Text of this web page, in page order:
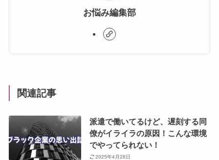
お悩み編集部
関連記事
派遣で働いてるけど、遅刻する同
僚がイライラの原因！こんな環境
でやってられない！
2025年4月28日